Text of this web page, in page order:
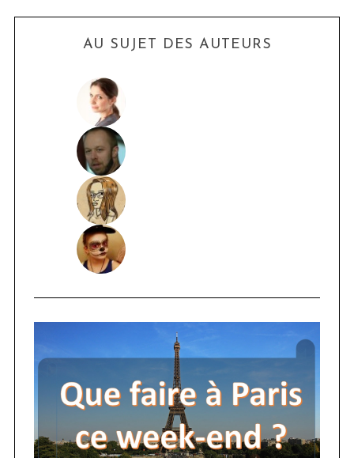
AU SUJET DES AUTEURS